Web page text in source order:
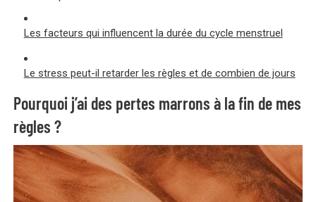
Les facteurs qui influencent la durée du cycle menstruel
Le stress peut-il retarder les règles et de combien de jours
Pourquoi j’ai des pertes marrons à la fin de mes
règles ?